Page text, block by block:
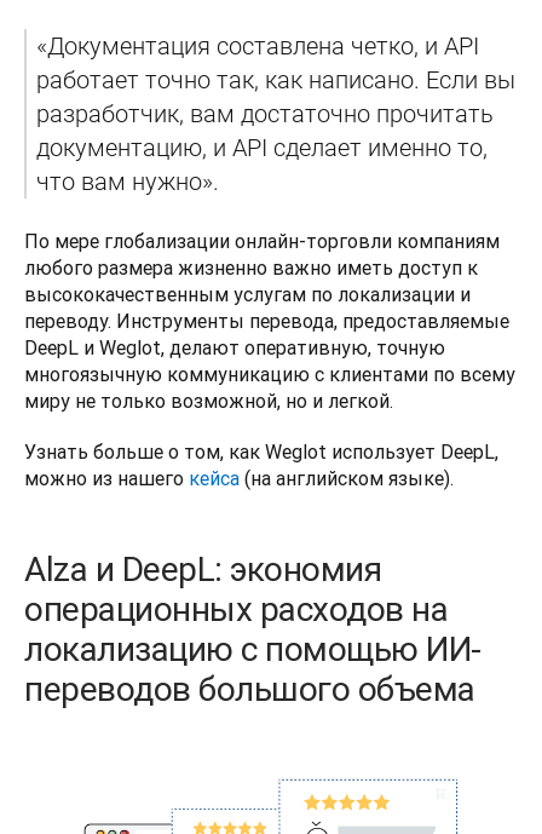
«Документация составлена четко, и API
работает точно так, как написано. Если вы
разработчик, вам достаточно прочитать
документацию, и API сделает именно то,
что вам нужно».
По мере глобализации онлайн-торговли компаниям
любого размера жизненно важно иметь доступ к
высококачественным услугам по локализации и
переводу. Инструменты перевода, предоставляемые
DeepL и Weglot, делают оперативную, точную
многоязычную коммуникацию с клиентами по всему
миру не только возможной, но и легкой.
Узнать больше о том, как Weglot использует DeepL,
можно из нашего кейса (на английском языке).
Alza и DeepL: экономия
операционных расходов на
локализацию с помощью ИИ-
переводов большого объема